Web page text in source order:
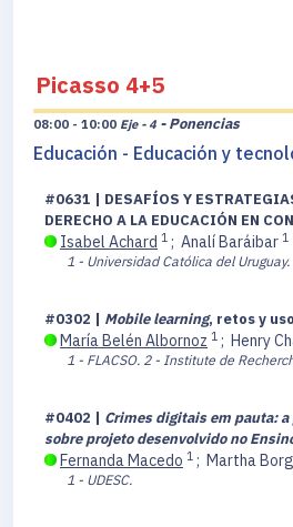
Picasso 4+5
08:00 - 10:00 Eje - 4 - Ponencias
Educación - Educación y
#0631 | DESAFÍOS Y
DERECHO A LA EDUCACIÓN EN
Isabel Achard 1 ; Analí Baráibar 1
1 - Universidad Católica del Uruguay.
#0302 | Mobile learning, retos y
María Belén Albornoz 1 ; Henry
1 - FLACSO. 2 - Institute de
#0402 | Crimes digitais em pauta:
sobre projeto desenvolvido no
Fernanda Macedo 1 ; Martha
1 - UDESC.